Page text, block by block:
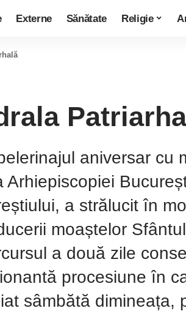
Externe Sănătate Religie
aniversar cu
a strălucit în
moaștelor
a două zile
procesiune în
sâmbătă dimineața,